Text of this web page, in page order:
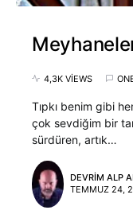
4,3K VIEWS
Tıpkı benim gibi
çok sevdiğim bir
sürdüren, artık…
DEVRIM ALP
TEMMUZ 24,